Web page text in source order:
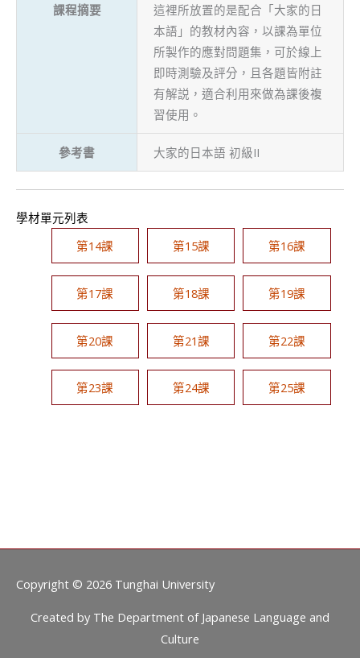
課程摘要
這裡所放置的是配合「大家的日
本語」的教材內容，以課為單位
所製作的應對問題集，可於線上
即時測驗及評分，且各題皆附註
有解説，適合利用來做為課後複
習使用。
參考書 大家的日本語 初級II
學材單元列表
第14課
第15課 第16課
第17課 第18課 第19課
第20課 第21課 第22課
第23課 第24課 第25課
Copyright © 2026 Tunghai University
Created by The Department of Japanese Language and
Culture